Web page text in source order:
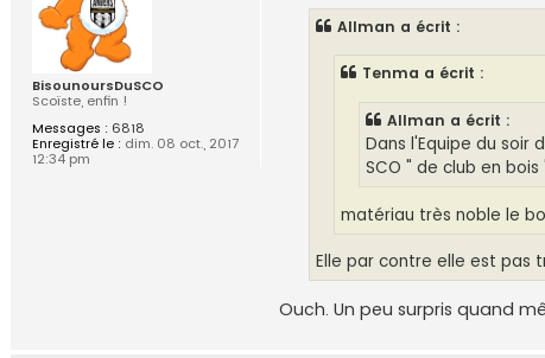
BisounoursDuSCO
Scoïste, enfin !
Messages : 6818
Enregistré le : dim. 08 oct., 2017
12:34 pm
Allman a écrit :
Tenma a écrit :
Allman a écrit :
Dans l'Equipe du soir
SCO " de club en bois
matériau très noble le
Elle par contre elle est pas
Ouch. Un peu surpris quand